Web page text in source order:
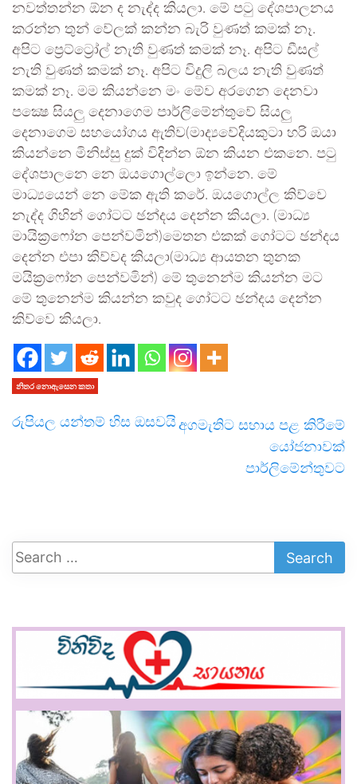
නවත්තන්න ඕන ද නැද්ද කියලා. මේ පටු දේශපාලනය
කරන්න තුන් වේලක් කන්න බැරි වුණත් කමක් නෑ.
අපිට ප්‍රෙට්ට්‍රෝල් නැති වුණත් කමක් නෑ. අපිට ඩීසල්
නැති වුණත් කමක් නෑ. අපිට විදුලි බලය නැති වුණත්
කමක් නෑ. මම කියන්නෙ මං මේව අරගෙන දෙනවා
පක්‍ෂෙ සියලු දෙනාගෙම පාර්ලිමේන්තුවේ සියලු
දෙනාගෙම සහයෝගය ඇතිව(මාද්‍යවේදියකුටා හරි ඔයා
කියන්නෙ මිනිස්සු දුක් විදින්න ඕන කියන එකනෙ. පටු
දේශපාලනෙ නෙ ඔයගොල්ලො ඉන්නෙ. මේ
මාධ්‍යයෙන් නෙ මේක ඇති කරේ. ඔයගොල්ල කිව්වෙ
නැද්ද ගිහින් ගෝටට ඡන්දය දෙන්න කියලා. (මාධ්‍ය
මායික්‍රෆෝන පෙන්වමින්)මෙතන එකක් ගෝටට ඡන්දය
දෙන්න එපා කිව්වද කියලා(මාධ්‍ය ආයතන තුනක
මයික්‍රෆෝන පෙන්වමින්) මේ තුනෙන්ම කියන්න මට
මේ තුනෙන්ම කියන්න කවුද ගෝටට ඡන්දය දෙන්න
කිව්වෙ කියලා.
නිතර නොඇසෙන කතා
රුපියල යන්තම් හිස ඔසවයිඅගමැතිට සහාය පළ කිරීමේ
යෝජනාවක්
පාර්ලිමේන්තුවට